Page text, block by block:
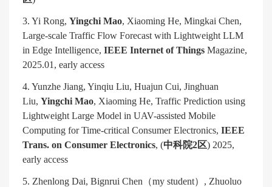
3. Yi Rong, Yingchi Mao, Xiaoming He, Mingkai Chen,
Large-scale Traffic Flow Forecast with Lightweight LLM
in Edge Intelligence, IEEE Internet of Things Magazine,
2025.01, early access
4. Yunzhe Jiang, Yinqiu Liu, Huajun Cui, Jinghuan
Liu, Yingchi Mao, Xiaoming He, Traffic Prediction using
Lightweight Large Model in UAV-assisted Mobile
Computing for Time-critical Consumer Electronics, IEEE
Trans. on Consumer Electronics, (中科院2区) 2025,
early access
5. Zhenlong Dai, Bignrui Chen （my student） , Zhuoluo